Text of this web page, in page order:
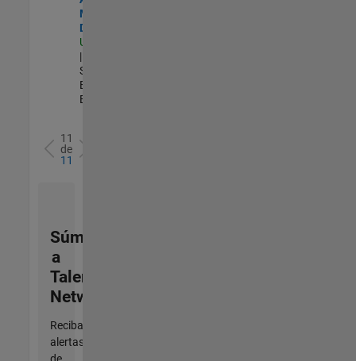
Manager -
Defense
US-OH-Dayton
| Technical
Sales
Engineering |
Experimentado
11
de
11
Súmese
a
Talent
Network
Reciba
alertas